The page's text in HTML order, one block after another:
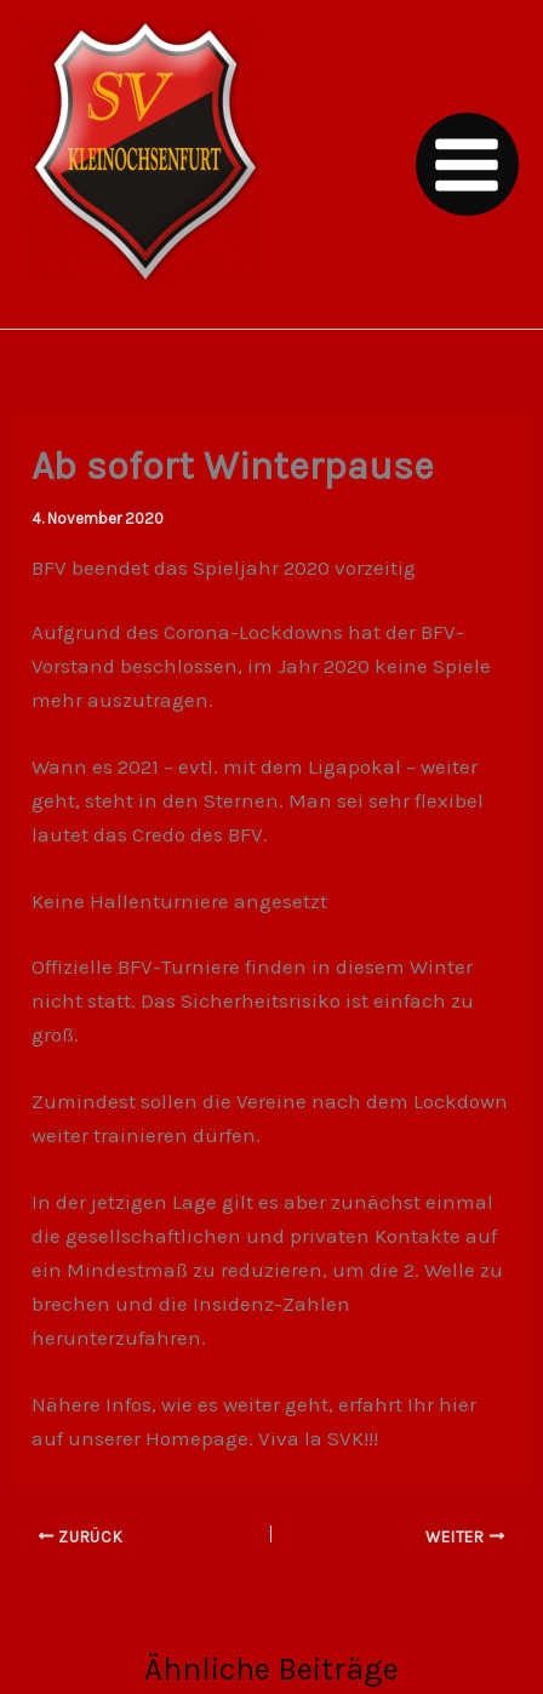
Inhalt
springen
Ab sofort Winterpause
4. November 2020
BFV beendet das Spieljahr 2020 vorzeitig
Aufgrund des Corona-Lockdowns hat der BFV-
Vorstand beschlossen, im Jahr 2020 keine Spiele
mehr auszutragen.
Wann es 2021 – evtl. mit dem Ligapokal – weiter
geht, steht in den Sternen. Man sei sehr flexibel
lautet das Credo des BFV.
Keine Hallenturniere angesetzt
Offizielle BFV-Turniere finden in diesem Winter
nicht statt. Das Sicherheitsrisiko ist einfach zu
groß.
Zumindest sollen die Vereine nach dem Lockdown
weiter trainieren dürfen.
In der jetzigen Lage gilt es aber zunächst einmal
die gesellschaftlichen und privaten Kontakte auf
ein Mindestmaß zu reduzieren, um die 2. Welle zu
brechen und die Insidenz-Zahlen
herunterzufahren.
Nähere Infos, wie es weiter geht, erfahrt Ihr hier
auf unserer Homepage. Viva la SVK!!!
ZURÜCK WEITER
Ähnliche Beiträge